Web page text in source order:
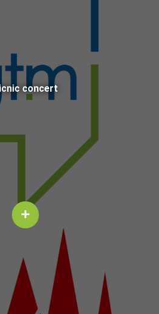
con­cert